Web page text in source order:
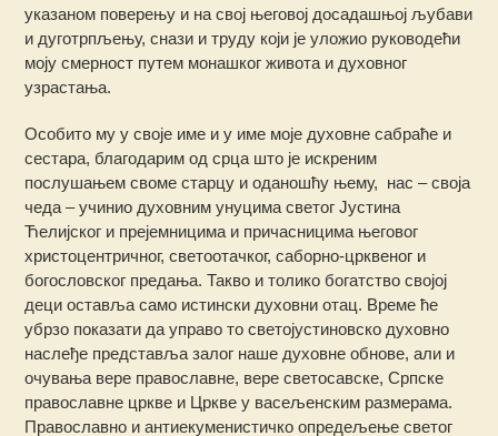
указаном поверењу и на свој његовој досадашњој љубави
и дуготрпљењу, снази и труду који је уложио руководећи
моју смерност путем монашког живота и духовног
узрастања.
Особито му у своје име и у име моје духовне сабраће и
сестара, благодарим од срца што је искреним
послушањем своме старцу и оданошћу њему, нас – своја
чеда – учинио духовним унуцима светог Јустина
Ћелијског и прејемницима и причасницима његовог
христоцентричног, светоотачког, саборно-црквеног и
богословског предања. Такво и толико богатство својој
деци оставља само истински духовни отац. Време ће
убрзо показати да управо то светојустиновско духовно
наслеђе представља залог наше духовне обнове, али и
очувања вере православне, вере светосавске, Српске
православне цркве и Цркве у васељенским размерама.
Православно и антиекуменистичко опредељење светог